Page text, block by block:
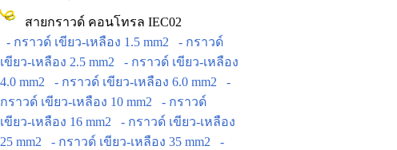
สายกราวด์ คอนโทรล IEC02
- กราวด์ เขียว-เหลือง 1.5 mm2
- กราวด์
เขียว-เหลือง 2.5 mm2
- กราวด์ เขียว-เหลือง
4.0 mm2
- กราวด์ เขียว-เหลือง 6.0 mm2
-
กราวด์ เขียว-เหลือง 10 mm2
- กราวด์
เขียว-เหลือง 16 mm2
- กราวด์ เขียว-เหลือง
25 mm2
- กราวด์ เขียว-เหลือง 35 mm2
-